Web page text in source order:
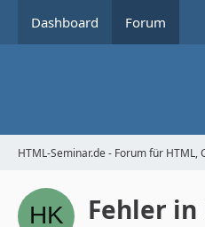
Dashboard Forum
HTML-Seminar.de - Forum für HTML,
Fehler in